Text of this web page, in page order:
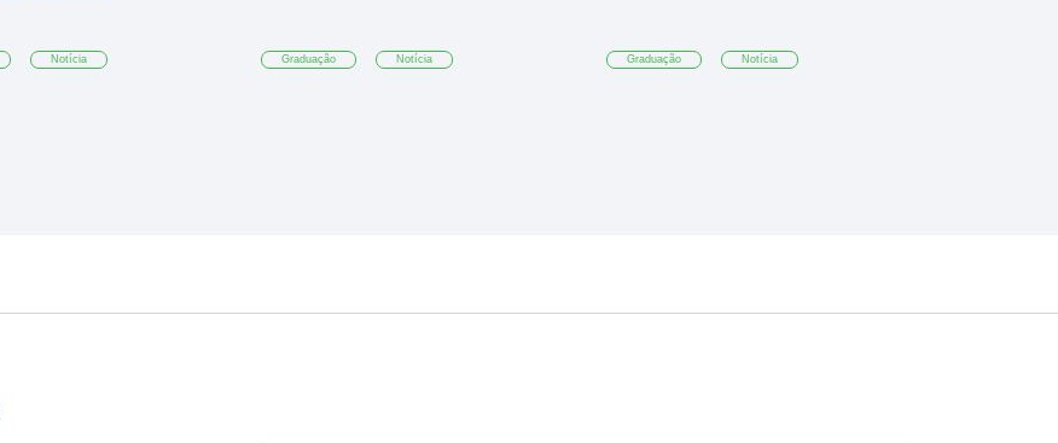
Notícia Graduação Notícia Graduação Notícia